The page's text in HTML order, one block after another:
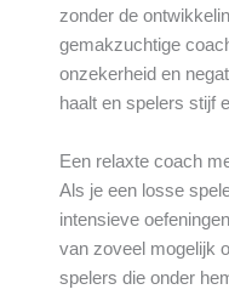
zonder de
gemakzuchtige
onzekerheid en
haalt en spelers stijf
Een relaxte coach
Als je een losse
intensieve
van zoveel mogelijk
spelers die onder